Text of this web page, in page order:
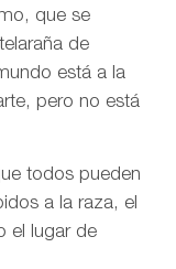
que se
de
está a la
pero no está
todos pueden
a la raza, el
el lugar de